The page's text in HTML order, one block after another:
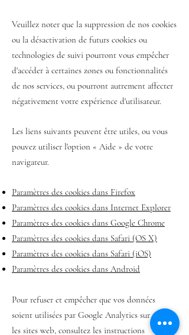
Veuillez noter que la suppression de nos cookies
ou la désactivation de futurs cookies ou
technologies de suivi pourront vous empêcher
d'accéder à certaines zones ou fonctionnalités
de nos services, ou pourront autrement affecter
négativement votre expérience d'utilisateur.
Les liens suivants peuvent être utiles, ou vous
pouvez utiliser l'option « Aide » de votre
navigateur.
Paramètres des cookies dans Firefox
Paramètres des cookies dans Internet Explorer
Paramètres des cookies dans Google Chrome
Paramètres des cookies dans Safari (OS X)
Paramètres des cookies dans Safari (iOS)
Paramètres des cookies dans Android
Pour refuser et empêcher que vos données
soient utilisées par Google Analytics sur tous
les sites web, consultez les instructions